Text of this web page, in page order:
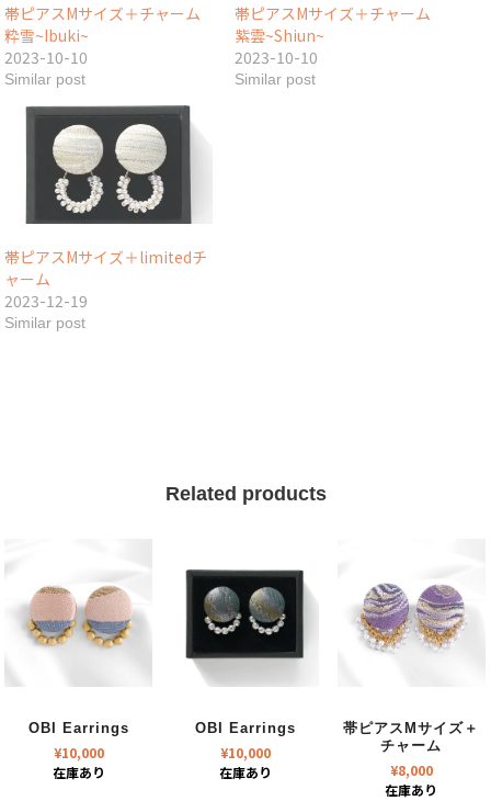
帯ピアスMサイズ＋チャーム
粋雪~Ibuki~
2023-10-10
Similar post
帯ピアスMサイズ＋チャーム
紫雲~Shiun~
2023-10-10
Similar post
帯ピアスMサイズ＋limitedチ
ャーム
2023-12-19
Similar post
Related products
OBI Earrings
¥10,000
在庫あり
OBI Earrings
¥10,000
在庫あり
帯ピアスMサイズ＋
チャーム
¥8,000
在庫あり